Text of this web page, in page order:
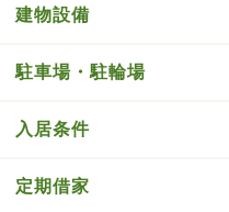
建物設備
駐車場・駐輪場
入居条件
定期借家